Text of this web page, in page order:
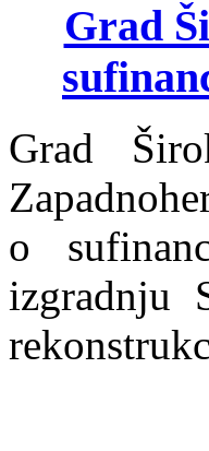
Grad
Grad
o
izgradnju